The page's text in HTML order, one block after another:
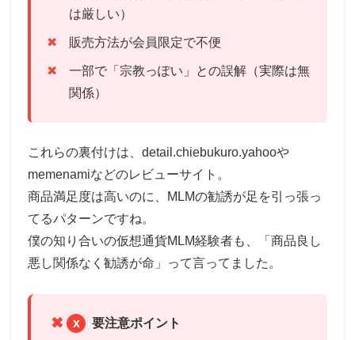
は厳しい）
販売方法が会員限定で不便
一部で「宗教っぽい」との誤解（実際は無
関係）
これらの裏付けは、detail.chiebukuro.yahooや
memenamiなどのレビューサイト。
商品満足度は高いのに、MLMの勧誘が足を引っ張っ
てるパターンですね。
僕の知り合いの仮想通貨MLM経験者も、「商品良し
悪し関係なく勧誘が命」って言ってました。
x 要注意ポイント